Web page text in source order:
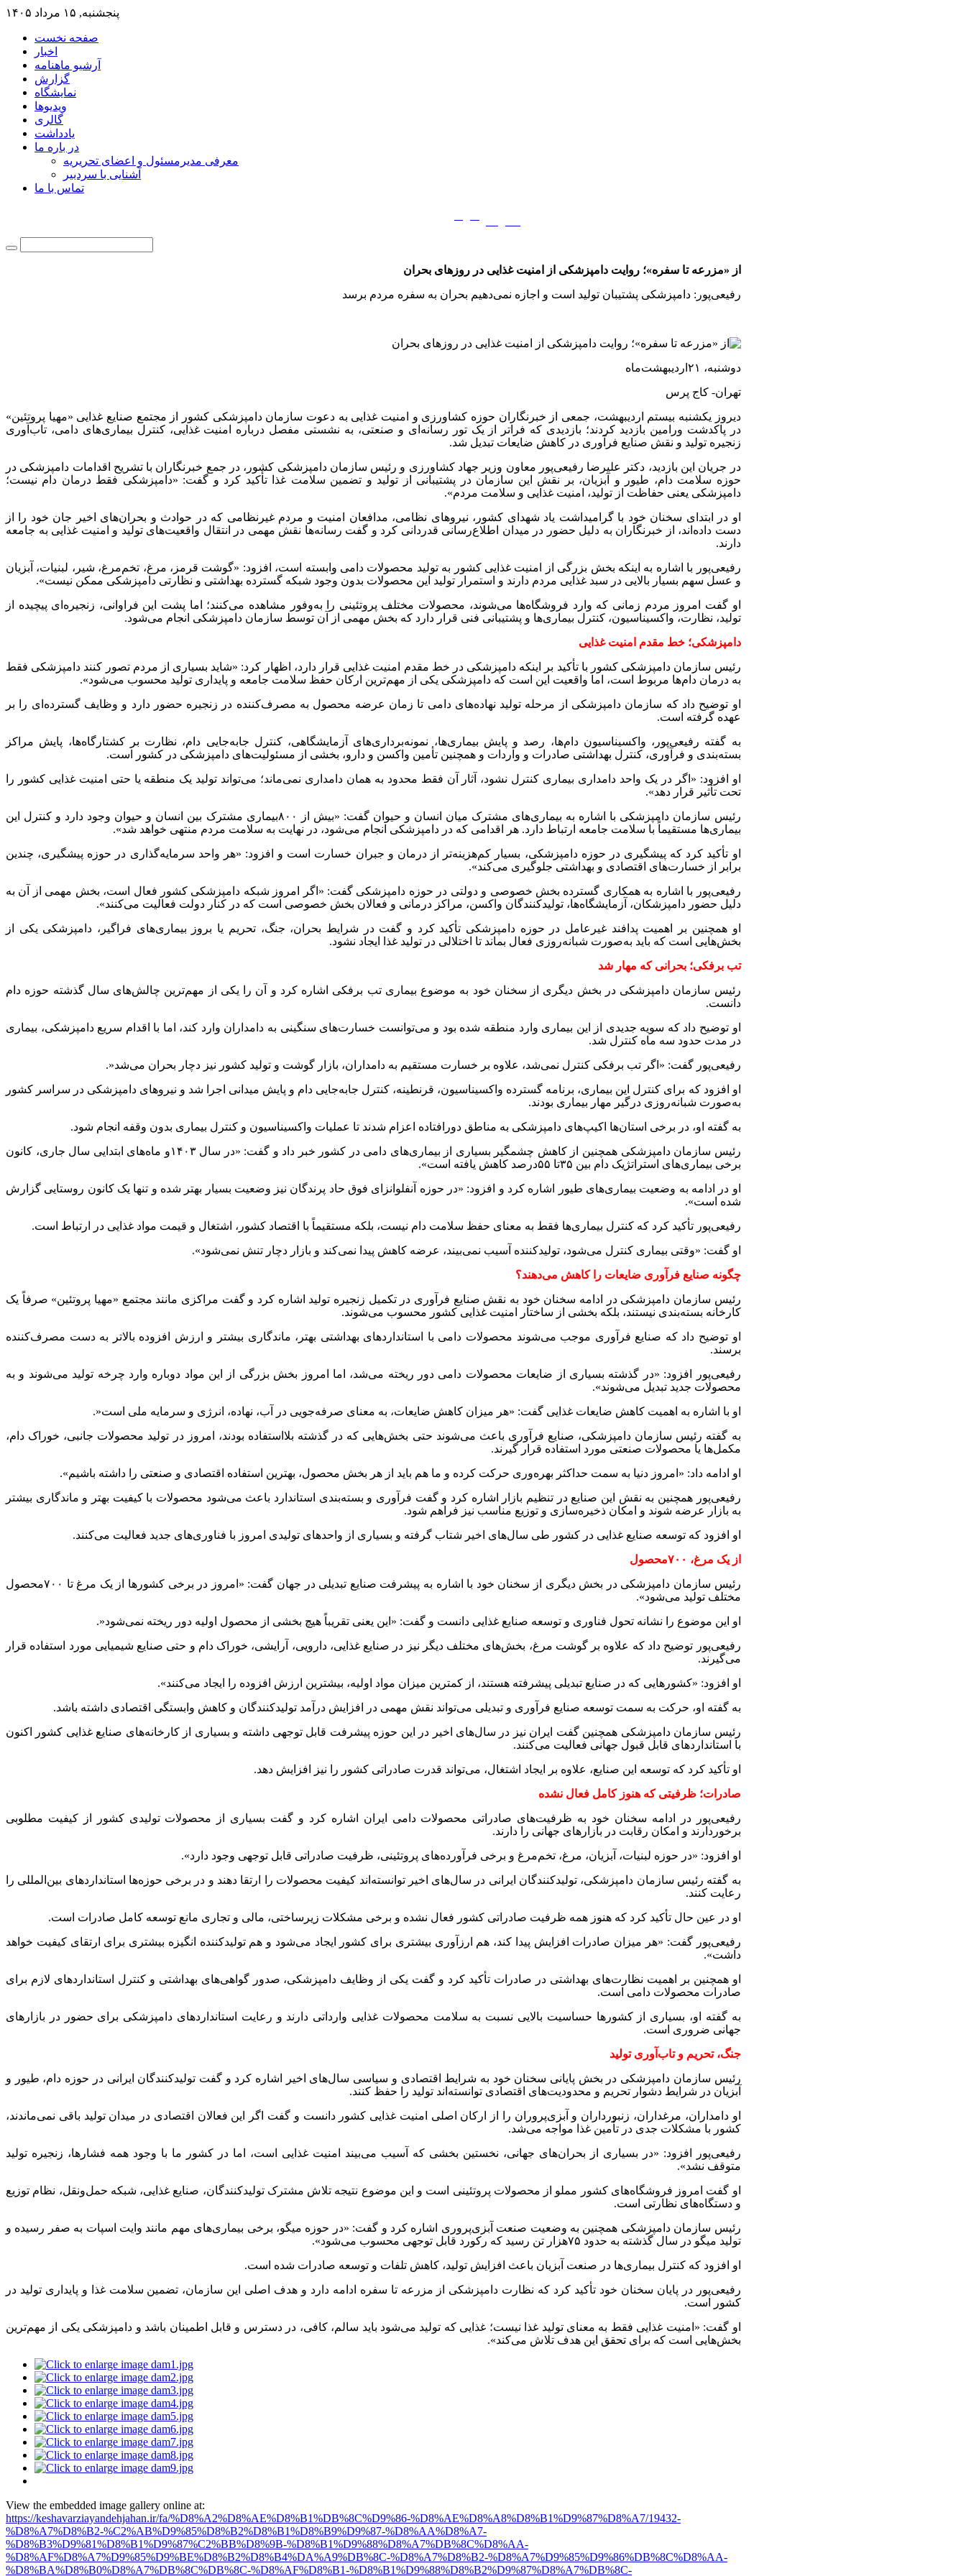
پنجشنبه, ۱۵ مرداد ۱۴۰۵
صفحه نخست
اخبار
آرشیو ماهنامه
گزارش
نمایشگاه
ویدیوها
گالری
یادداشت
در باره ما
معرفی مدیرمسئول و اعضای تحریریه
آشنایی با سردبیر
تماس با ما
از «مزرعه تا سفره»؛ روایت دامپزشکی از امنیت غذایی در روزهای بحران
رفیعی‌پور: دامپزشکی پشتیبان تولید است و اجازه نمی‌دهیم بحران به سفره مردم برسد
دوشنبه، ۲۱ اردیبهشت‌ماه
تهران- کاج پرس
دیروز یکشنبه بیستم اردیبهشت، جمعی از خبرنگاران حوزه کشاورزی و امنیت غذایی به دعوت سازمان دامپزشکی کشور از مجتمع صنایع غذایی «مهیا پروتئین»
در پاکدشت ورامین بازدید کردند؛ بازدیدی که فراتر از یک تور رسانه‌ای و صنعتی، به نشستی مفصل درباره امنیت غذایی، کنترل بیماری‌های دامی، تاب‌آوری
زنجیره تولید و نقش صنایع فرآوری در کاهش ضایعات تبدیل شد.
در جریان این بازدید، دکتر علیرضا رفیعی‌پور معاون وزیر جهاد کشاورزی و رئیس سازمان دامپزشکی کشور، در جمع خبرنگاران با تشریح اقدامات دامپزشکی در
حوزه سلامت دام، طیور و آبزیان، بر نقش این سازمان در پشتیبانی از تولید و تضمین سلامت غذا تأکید کرد و گفت: «دامپزشکی فقط درمان دام نیست؛
دامپزشکی یعنی حفاظت از تولید، امنیت غذایی و سلامت مردم».
او در ابتدای سخنان خود با گرامیداشت یاد شهدای کشور، نیروهای نظامی، مدافعان امنیت و مردم غیرنظامی که در حوادث و بحران‌های اخیر جان خود را از
دست داده‌اند، از خبرنگاران به دلیل حضور در میدان اطلاع‌رسانی قدردانی کرد و گفت رسانه‌ها نقش مهمی در انتقال واقعیت‌های تولید و امنیت غذایی به جامعه
دارند.
رفیعی‌پور با اشاره به اینکه بخش بزرگی از امنیت غذایی کشور به تولید محصولات دامی وابسته است، افزود: «گوشت قرمز، مرغ، تخم‌مرغ، شیر، لبنیات، آبزیان
و عسل سهم بسیار بالایی در سبد غذایی مردم دارند و استمرار تولید این محصولات بدون وجود شبکه گسترده بهداشتی و نظارتی دامپزشکی ممکن نیست».
او گفت امروز مردم زمانی که وارد فروشگاه‌ها می‌شوند، محصولات مختلف پروتئینی را به‌وفور مشاهده می‌کنند؛ اما پشت این فراوانی، زنجیره‌ای پیچیده از
تولید، نظارت، واکسیناسیون، کنترل بیماری‌ها و پشتیبانی فنی قرار دارد که بخش مهمی از آن توسط سازمان دامپزشکی انجام می‌شود.
دامپزشکی؛ خط مقدم امنیت غذایی
رئیس سازمان دامپزشکی کشور با تأکید بر اینکه دامپزشکی در خط مقدم امنیت غذایی قرار دارد، اظهار کرد: «شاید بسیاری از مردم تصور کنند دامپزشکی فقط
به درمان دام‌ها مربوط است، اما واقعیت این است که دامپزشکی یکی از مهم‌ترین ارکان حفظ سلامت جامعه و پایداری تولید محسوب می‌شود».
او توضیح داد که سازمان دامپزشکی از مرحله تولید نهاده‌های دامی تا زمان عرضه محصول به مصرف‌کننده در زنجیره حضور دارد و وظایف گسترده‌ای را بر
عهده گرفته است.
به گفته رفیعی‌پور، واکسیناسیون دام‌ها، رصد و پایش بیماری‌ها، نمونه‌برداری‌های آزمایشگاهی، کنترل جابه‌جایی دام، نظارت بر کشتارگاه‌ها، پایش مراکز
بسته‌بندی و فرآوری، کنترل بهداشتی صادرات و واردات و همچنین تأمین واکسن و دارو، بخشی از مسئولیت‌های دامپزشکی در کشور است.
او افزود: «اگر در یک واحد دامداری بیماری کنترل نشود، آثار آن فقط محدود به همان دامداری نمی‌ماند؛ می‌تواند تولید یک منطقه یا حتی امنیت غذایی کشور را
تحت تأثیر قرار دهد».
رئیس سازمان دامپزشکی با اشاره به بیماری‌های مشترک میان انسان و حیوان گفت: «بیش از
۸۰۰بیماری مشترک بین انسان و حیوان وجود دارد و کنترل این
بیماری‌ها مستقیماً با سلامت جامعه ارتباط دارد. هر اقدامی که در دامپزشکی انجام می‌شود، در نهایت به سلامت مردم منتهی خواهد شد».
او تأکید کرد که پیشگیری در حوزه دامپزشکی، بسیار کم‌هزینه‌تر از درمان و جبران خسارت است و افزود: «هر واحد سرمایه‌گذاری در حوزه پیشگیری، چندین
برابر از خسارت‌های اقتصادی و بهداشتی جلوگیری می‌کند».
رفیعی‌پور با اشاره به همکاری گسترده بخش خصوصی و دولتی در حوزه دامپزشکی گفت: «اگر امروز شبکه دامپزشکی کشور فعال است، بخش مهمی از آن به
دلیل حضور دامپزشکان، آزمایشگاه‌ها، تولیدکنندگان واکسن، مراکز درمانی و فعالان بخش خصوصی است که در کنار دولت فعالیت می‌کنند».
او همچنین بر اهمیت پدافند غیرعامل در حوزه دامپزشکی تأکید کرد و گفت در شرایط بحران، جنگ، تحریم یا بروز بیماری‌های فراگیر، دامپزشکی یکی از
بخش‌هایی است که باید به‌صورت شبانه‌روزی فعال بماند تا اختلالی در تولید غذا ایجاد نشود.
تب برفکی؛ بحرانی که مهار شد
رئیس سازمان دامپزشکی در بخش دیگری از سخنان خود به موضوع بیماری تب برفکی اشاره کرد و آن را یکی از مهم‌ترین چالش‌های سال گذشته حوزه دام
دانست.
او توضیح داد که سویه جدیدی از این بیماری وارد منطقه شده بود و می‌توانست خسارت‌های سنگینی به دامداران وارد کند، اما با اقدام سریع دامپزشکی، بیماری
در مدت حدود سه ماه کنترل شد.
رفیعی‌پور گفت: «اگر تب برفکی کنترل نمی‌شد، علاوه بر خسارت مستقیم به دامداران، بازار گوشت و تولید کشور نیز دچار بحران می‌شد.»
او افزود که برای کنترل این بیماری، برنامه گسترده واکسیناسیون، قرنطینه، کنترل جابه‌جایی دام و پایش میدانی اجرا شد و نیروهای دامپزشکی در سراسر کشور
به‌صورت شبانه‌روزی درگیر مهار بیماری بودند.
به گفته او، در برخی استان‌ها اکیپ‌های دامپزشکی به مناطق دورافتاده اعزام شدند تا عملیات واکسیناسیون و کنترل بیماری بدون وقفه انجام شود.
رئیس سازمان دامپزشکی همچنین از کاهش چشمگیر بسیاری از بیماری‌های دامی در کشور خبر داد و گفت: «در سال۱۴۰۳و ماه‌های ابتدایی سال جاری، کانون
برخی بیماری‌های استراتژیک دام بین ۳۵تا ۵۵درصد کاهش یافته است».
او در ادامه به وضعیت بیماری‌های طیور اشاره کرد و افزود: «در حوزه آنفلوانزای فوق حاد پرندگان نیز وضعیت بسیار بهتر شده و تنها یک کانون روستایی گزارش
شده است».
رفیعی‌پور تأکید کرد که کنترل بیماری‌ها فقط به معنای حفظ سلامت دام نیست، بلکه مستقیماً با اقتصاد کشور، اشتغال و قیمت مواد غذایی در ارتباط است.
او گفت: «وقتی بیماری کنترل می‌شود، تولیدکننده آسیب نمی‌بیند، عرضه کاهش پیدا نمی‌کند و بازار دچار تنش نمی‌شود».
چگونه صنایع فرآوری ضایعات را کاهش می‌دهند؟
رئیس سازمان دامپزشکی در ادامه سخنان خود به نقش صنایع فرآوری در تکمیل زنجیره تولید اشاره کرد و گفت مراکزی مانند مجتمع «مهیا پروتئین» صرفاً یک
کارخانه بسته‌بندی نیستند، بلکه بخشی از ساختار امنیت غذایی کشور محسوب می‌شوند.
او توضیح داد که صنایع فرآوری موجب می‌شوند محصولات دامی با استانداردهای بهداشتی بهتر، ماندگاری بیشتر و ارزش افزوده بالاتر به دست مصرف‌کننده
برسند.
رفیعی‌پور افزود: «در گذشته بسیاری از ضایعات محصولات دامی دور ریخته می‌شد، اما امروز بخش بزرگی از این مواد دوباره وارد چرخه تولید می‌شوند و به
محصولات جدید تبدیل می‌شوند».
او با اشاره به اهمیت کاهش ضایعات غذایی گفت: «هر میزان کاهش ضایعات، به معنای صرفه‌جویی در آب، نهاده، انرژی و سرمایه ملی است.»
به گفته رئیس سازمان دامپزشکی، صنایع فرآوری باعث می‌شوند حتی بخش‌هایی که در گذشته بلااستفاده بودند، امروز در تولید محصولات جانبی، خوراک دام،
مکمل‌ها یا محصولات صنعتی مورد استفاده قرار گیرند.
او ادامه داد: «امروز دنیا به سمت حداکثر بهره‌وری حرکت کرده و ما هم باید از هر بخش محصول، بهترین استفاده اقتصادی و صنعتی را داشته باشیم».
رفیعی‌پور همچنین به نقش این صنایع در تنظیم بازار اشاره کرد و گفت فرآوری و بسته‌بندی استاندارد باعث می‌شود محصولات با کیفیت بهتر و ماندگاری بیشتر
به بازار عرضه شوند و امکان ذخیره‌سازی و توزیع مناسب نیز فراهم شود.
او افزود که توسعه صنایع غذایی در کشور طی سال‌های اخیر شتاب گرفته و بسیاری از واحدهای تولیدی امروز با فناوری‌های جدید فعالیت می‌کنند.
از یک مرغ، ۷۰۰محصول
رئیس سازمان دامپزشکی در بخش دیگری از سخنان خود با اشاره به پیشرفت صنایع تبدیلی در جهان گفت: «امروز در برخی کشورها از یک مرغ تا ۷۰۰محصول
مختلف تولید می‌شود».
او این موضوع را نشانه تحول فناوری و توسعه صنایع غذایی دانست و گفت: «این یعنی تقریباً هیچ بخشی از محصول اولیه دور ریخته نمی‌شود.»
رفیعی‌پور توضیح داد که علاوه بر گوشت مرغ، بخش‌های مختلف دیگر نیز در صنایع غذایی، دارویی، آرایشی، خوراک دام و حتی صنایع شیمیایی مورد استفاده قرار
می‌گیرند.
او افزود: «کشورهایی که در صنایع تبدیلی پیشرفته هستند، از کمترین میزان مواد اولیه، بیشترین ارزش افزوده را ایجاد می‌کنند».
به گفته او، حرکت به سمت توسعه صنایع فرآوری و تبدیلی می‌تواند نقش مهمی در افزایش درآمد تولیدکنندگان و کاهش وابستگی اقتصادی داشته باشد.
رئیس سازمان دامپزشکی همچنین گفت ایران نیز در سال‌های اخیر در این حوزه پیشرفت قابل توجهی داشته و بسیاری از کارخانه‌های صنایع غذایی کشور اکنون
با استانداردهای قابل قبول جهانی فعالیت می‌کنند.
او تأکید کرد که توسعه این صنایع، علاوه بر ایجاد اشتغال، می‌تواند قدرت صادراتی کشور را نیز افزایش دهد.
صادرات؛ ظرفیتی که هنوز کامل فعال نشده
رفیعی‌پور در ادامه سخنان خود به ظرفیت‌های صادراتی محصولات دامی ایران اشاره کرد و گفت بسیاری از محصولات تولیدی کشور از کیفیت مطلوبی
برخوردارند و امکان رقابت در بازارهای جهانی را دارند.
او افزود: «در حوزه لبنیات، آبزیان، مرغ، تخم‌مرغ و برخی فرآورده‌های پروتئینی، ظرفیت صادراتی قابل توجهی وجود دارد».
به گفته رئیس سازمان دامپزشکی، تولیدکنندگان ایرانی در سال‌های اخیر توانسته‌اند کیفیت محصولات را ارتقا دهند و در برخی حوزه‌ها استانداردهای بین‌المللی را
رعایت کنند.
او در عین حال تأکید کرد که هنوز همه ظرفیت صادراتی کشور فعال نشده و برخی مشکلات زیرساختی، مالی و تجاری مانع توسعه کامل صادرات است.
رفیعی‌پور گفت: «هر میزان صادرات افزایش پیدا کند، هم ارزآوری بیشتری برای کشور ایجاد می‌شود و هم تولیدکننده انگیزه بیشتری برای ارتقای کیفیت خواهد
داشت».
او همچنین بر اهمیت نظارت‌های بهداشتی در صادرات تأکید کرد و گفت یکی از وظایف دامپزشکی، صدور گواهی‌های بهداشتی و کنترل استانداردهای لازم برای
صادرات محصولات دامی است.
به گفته او، بسیاری از کشورها حساسیت بالایی نسبت به سلامت محصولات غذایی وارداتی دارند و رعایت استانداردهای دامپزشکی برای حضور در بازارهای
جهانی ضروری است.
جنگ، تحریم و تاب‌آوری تولید
رئیس سازمان دامپزشکی در بخش پایانی سخنان خود به شرایط اقتصادی و سیاسی سال‌های اخیر اشاره کرد و گفت تولیدکنندگان ایرانی در حوزه دام، طیور و
آبزیان در شرایط دشوار تحریم و محدودیت‌های اقتصادی توانسته‌اند تولید را حفظ کنند.
او دامداران، مرغداران، زنبورداران و آبزی‌پروران را از ارکان اصلی امنیت غذایی کشور دانست و گفت اگر این فعالان اقتصادی در میدان تولید باقی نمی‌ماندند،
کشور با مشکلات جدی در تأمین غذا مواجه می‌شد.
رفیعی‌پور افزود: «در بسیاری از بحران‌های جهانی، نخستین بخشی که آسیب می‌بیند امنیت غذایی است، اما در کشور ما با وجود همه فشارها، زنجیره تولید
متوقف نشد».
او گفت امروز فروشگاه‌های کشور مملو از محصولات پروتئینی است و این موضوع نتیجه تلاش مشترک تولیدکنندگان، صنایع غذایی، شبکه حمل‌ونقل، نظام توزیع
و دستگاه‌های نظارتی است.
رئیس سازمان دامپزشکی همچنین به وضعیت صنعت آبزی‌پروری اشاره کرد و گفت: «در حوزه میگو، برخی بیماری‌های مهم مانند وایت اسپات به صفر رسیده و
تولید میگو در سال گذشته به حدود ۷۵هزار تن رسید که رکورد قابل توجهی محسوب می‌شود».
او افزود که کنترل بیماری‌ها در صنعت آبزیان باعث افزایش تولید، کاهش تلفات و توسعه صادرات شده است.
رفیعی‌پور در پایان سخنان خود تأکید کرد که نظارت دامپزشکی از مزرعه تا سفره ادامه دارد و هدف اصلی این سازمان، تضمین سلامت غذا و پایداری تولید در
کشور است.
او گفت: «امنیت غذایی فقط به معنای تولید غذا نیست؛ غذایی که تولید می‌شود باید سالم، کافی، در دسترس و قابل اطمینان باشد و دامپزشکی یکی از مهم‌ترین
بخش‌هایی است که برای تحقق این هدف تلاش می‌کند».
View the embedded image gallery online at:
https://keshavarziayandehjahan.ir/fa/%D8%A2%D8%AE%D8%B1%DB%8C%D9%86-%D8%AE%D8%A8%D8%B1%D9%87%D8%A7/19432-
%D8%A7%D8%B2-%C2%AB%D9%85%D8%B2%D8%B1%D8%B9%D9%87-%D8%AA%D8%A7-
%D8%B3%D9%81%D8%B1%D9%87%C2%BB%D8%9B-%D8%B1%D9%88%D8%A7%DB%8C%D8%AA-
%D8%AF%D8%A7%D9%85%D9%BE%D8%B2%D8%B4%DA%A9%DB%8C-%D8%A7%D8%B2-%D8%A7%D9%85%D9%86%DB%8C%D8%AA-
%D8%BA%D8%B0%D8%A7%DB%8C%DB%8C-%D8%AF%D8%B1-%D8%B1%D9%88%D8%B2%D9%87%D8%A7%DB%8C-